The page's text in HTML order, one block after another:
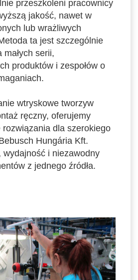
przeszkoleni pracownicy
jakość, nawet w
lub wrażliwych
ta jest szczególnie
serii,
produktów i zespołów o
wtryskowe tworzyw
ręczny, oferujemy
rozwiązania dla szerokiego
Hungária Kft.
wydajność i niezawodny
z jednego źródła.